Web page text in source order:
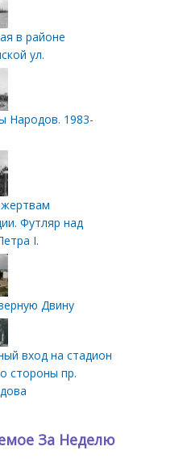
в районе
ул.
Народов. 1983-
Футляр над
I.
Двину
вход на стадион
стороны пр.
За Неделю